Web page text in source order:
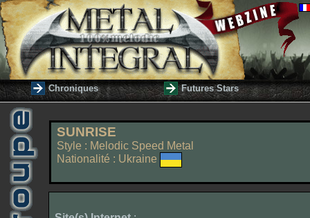
Chroniques Futures Stars
SUNRISE
Style : Melodic Speed Metal
Nationalité : Ukraine